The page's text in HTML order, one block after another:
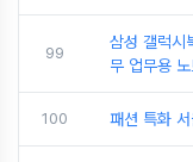
99
삼성 갤럭
무 업무용
100 패션 특화